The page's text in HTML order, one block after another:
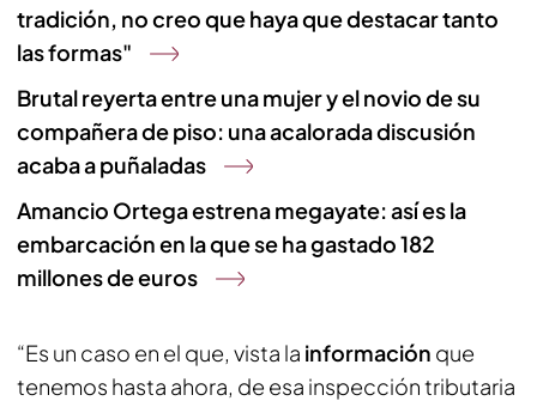
tradición, no creo que haya que destacar tanto
las formas"
Brutal reyerta entre una mujer y el novio de su
compañera de piso: una acalorada discusión
acaba a puñaladas
Amancio Ortega estrena megayate: así es la
embarcación en la que se ha gastado 182
millones de euros
“Es un caso en el que, vista la información que
tenemos hasta ahora, de esa inspección tributaria